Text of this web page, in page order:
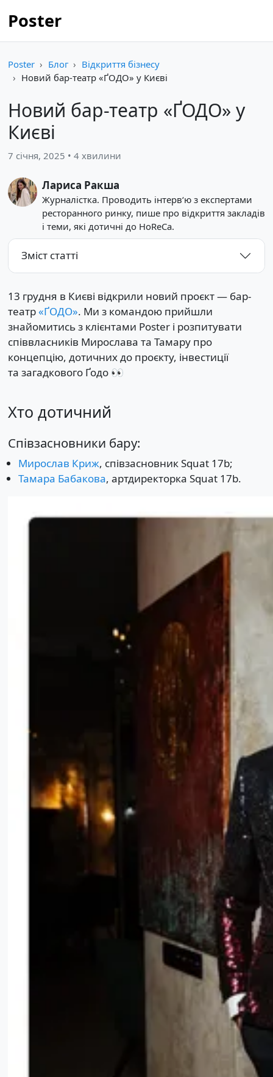
Poster
Poster Блог
Відкриття бізнесу
Новий бар-театр «ҐОДО» у Києві
Новий бар-театр «ҐОДО» у
Києві
7 січня, 2025 • 4 хвилини
Лариса Ракша
Журналістка. Проводить інтерв‘ю з експертами
ресторанного ринку, пише про відкриття закладів
і теми, які дотичні до HoReCa.
Зміст статті
13 грудня в Києві відкрили новий проєкт — бар-
театр«ҐОДО». Ми з командою прийшли
знайомитись з клієнтами Poster і розпитувати
співвласників Мирослава та Тамару про
концепцію, дотичних до проєкту, інвестиції
та загадкового Ґодо 👀
Хто дотичний
Співзасновники бару:
Мирослав Криж, співзасновник Squat 17b;
Тамара Бабакова, артдиректорка Squat 17b.